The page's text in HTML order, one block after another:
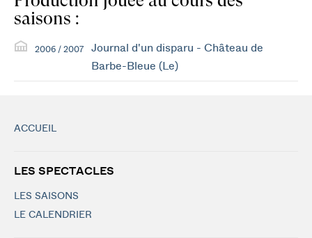
saisons :
2006 / 2007
Journal d'un disparu - Château de
Barbe-Bleue (Le)
ACCUEIL
LES SPECTACLES
LES SAISONS
LE CALENDRIER